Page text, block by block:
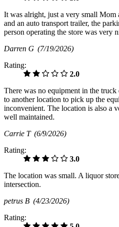
It was alright, just a very small Mom
and an auto transport trailer, the
person operating the store was very
Darren G (7/19/2026)
Rating:
2.0
There was no equipment in the
to another location to pick up the
inconvenient. The location is also a
well maintained.
Carrie T (6/9/2026)
Rating:
3.0
The location was small. A liquor
intersection.
petrus B (4/23/2026)
Rating: